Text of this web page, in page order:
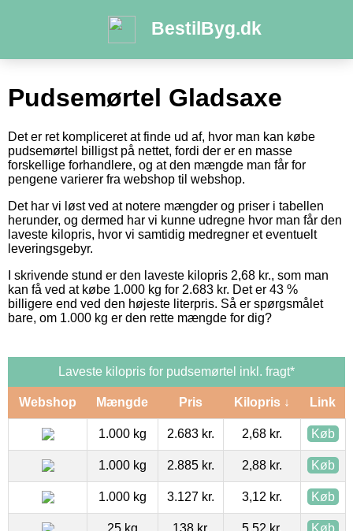
BestilByg.dk
Pudsemørtel Gladsaxe
Det er ret kompliceret at finde ud af, hvor man kan købe
pudsemørtel billigst på nettet, fordi der er en masse
forskellige forhandlere, og at den mængde man får for
pengene varierer fra webshop til webshop.
Det har vi løst ved at notere mængder og priser i tabellen
herunder, og dermed har vi kunne udregne hvor man får den
laveste kilopris, hvor vi samtidig medregner et eventuelt
leveringsgebyr.
I skrivende stund er den laveste kilopris 2,68 kr., som man
kan få ved at købe 1.000 kg for 2.683 kr. Det er 43 %
billigere end ved den højeste literpris. Så er spørgsmålet
bare, om 1.000 kg er den rette mængde for dig?
Laveste kilopris for pudsemørtel inkl. fragt*
Webshop Mængde Pris Kilopris ↓ Link
1.000 kg 2.683 kr. 2,68 kr. Køb
1.000 kg 2.885 kr. 2,88 kr. Køb
1.000 kg 3.127 kr. 3,12 kr. Køb
25 kg 138 kr. 5,52 kr. Køb